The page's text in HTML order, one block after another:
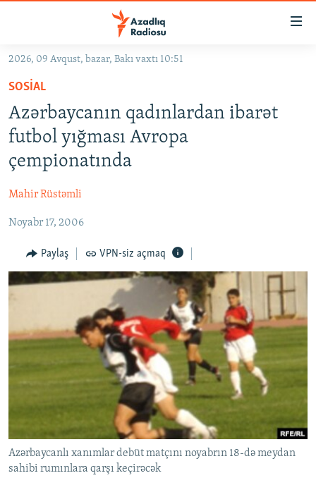
Əsas
qayıt
Əsas
naviqasiyaya
qayıt
Axtarışa
GÜNDƏM
#İZAHLA
KORRUPSIOMETR
#ƏSLINDƏ
QANUNI DOĞRU
ARAŞDIRMA
MULTIMEDIA
VIDEO
İNFOQRAFIKA
RADIO ARXIV
AZƏRBAYCAN ƏDƏBIYYATI KITABXANASI
İSLAM VƏ DEMOKRATIYA
İZ - MƏDƏNIYYƏT PROQRAMI
MISSIYAMIZ
PEŞƏ ETIKASI VƏ JURNALISTIKA STANDARTLARIMIZ
MATERIALLARIMIZDAN ISTIFADƏ
AZADLIQRADIOSU MOBIL TELEFONUNUZDA
BIZIMLƏ ƏLAQƏ
XƏBƏR BÜLLETENLƏRIMIZ
BIZI IZLƏ
RFE/RL-in bütün saytları
2026, 09 Avqust, bazar, Bakı vaxtı 10:51
SOSIAL
Azərbaycanın qadınlardan ibarət
futbol yığması Avropa
çempionatında
Mahir Rüstəmli
Noyabr 17, 2006
Paylaş VPN-siz açmaq
Azərbaycanlı xanımlar debüt matçını noyabrın 18-də meydan
sahibi rumınlara qarşı keçirəcək